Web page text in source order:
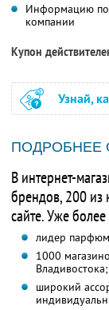
Информацию по
компании
Купон
Узнай,
ПОДРОБНЕЕ
В интернет-
брендов, 200 из
сайте. Уже
лидер
1000
Владивостока;
широкий